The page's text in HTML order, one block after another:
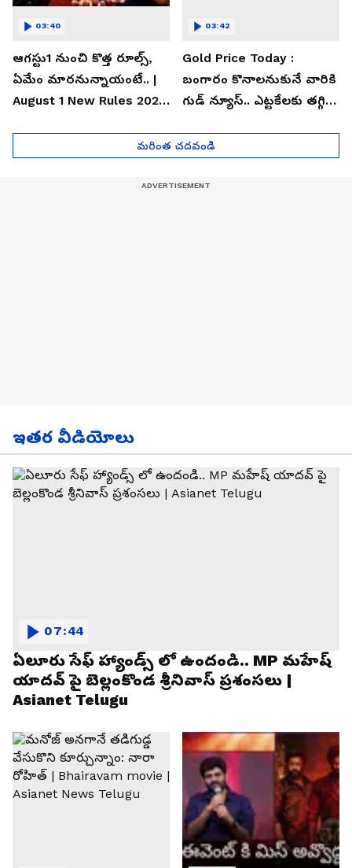
ఆగస్టు1 నుంచి కొత్త రూల్స్,
ఏమేం మారనున్నాయంటే.. |
August 1 New Rules 2026
03:40
Gold Price Today :
బంగారం కొనాలనుకునే వారికి
గుడ్ న్యూస్.. ఎట్టకేలకు తగ్గిన
03:42
మరింత చదవండి
ఇతర వీడియోలు
ఏలూరు సేఫ్ హ్యాండ్స్ లో ఉందండి.. MP మహేష్
యాదవ్ పై బెల్లంకొండ శ్రీనివాస్ ప్రశంసలు |
Asianet Telugu
07:44